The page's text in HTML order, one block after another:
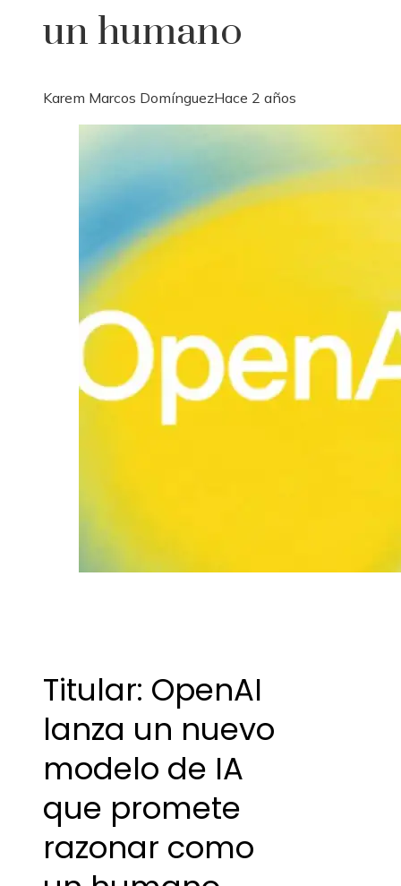
un humano
Karem Marcos DomínguezHace 2 años
Titular: OpenAI
lanza un nuevo
modelo de IA
que promete
razonar como